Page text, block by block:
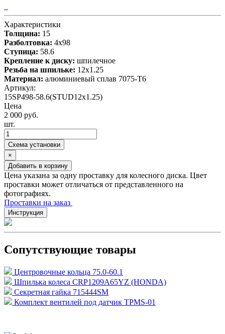
Характеристики
Толщина: 15
Разболтовка: 4x98
Ступица: 58.6
Крепление к диску: шпилечное
Резьба на шпильке: 12x1.25
Материал: алюминиевый сплав 7075-T6
Артикул:
15SP498-58.6(STUD12x1.25)
Цена
2 000 руб.
шт.
Схема установки
×
Добавить в корзину
Цена указана за одну проставку для колесного диска. Цвет
проставки может отличаться от представленного на
фотографиях.
Проставки на заказ
Инструкция
Сопутствующие товары
Центровочные кольца 75.0-60.1
Шпилька колеса CRP1209A65YZ (HONDA)
Секретная гайка 715444SM
Комплект вентилей под датчик TPMS-01